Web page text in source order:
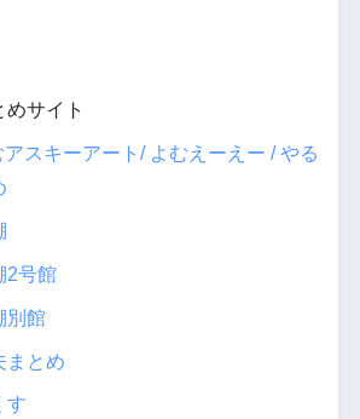
サイト
スキーアート/ よむえーえー / やる
2号館
別館
まとめ
す